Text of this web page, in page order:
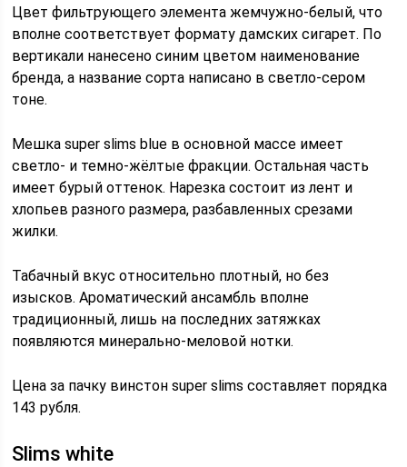
Цвет фильтрующего элемента жемчужно-белый, что
вполне соответствует формату дамских сигарет. По
вертикали нанесено синим цветом наименование
бренда, а название сорта написано в светло-сером
тоне.
Мешка super slims blue в основной массе имеет
светло- и темно-жёлтые фракции. Остальная часть
имеет бурый оттенок. Нарезка состоит из лент и
хлопьев разного размера, разбавленных срезами
жилки.
Табачный вкус относительно плотный, но без
изысков. Ароматический ансамбль вполне
традиционный, лишь на последних затяжках
появляются минерально-меловой нотки.
Цена за пачку винстон super slims составляет порядка
143 рубля.
Slims white